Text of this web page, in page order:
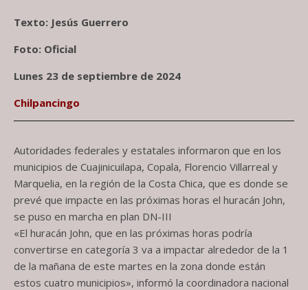
Texto: Jesús Guerrero
Foto: Oficial
Lunes 23 de septiembre de 2024
Chilpancingo
Autoridades federales y estatales informaron que en los
municipios de Cuajinicuilapa, Copala, Florencio Villarreal y
Marquelia, en la región de la Costa Chica, que es donde se
prevé que impacte en las próximas horas el huracán John,
se puso en marcha en plan DN-III
«El huracán John, que en las próximas horas podría
convertirse en categoría 3 va a impactar alrededor de la 1
de la mañana de este martes en la zona donde están
estos cuatro municipios», informó la coordinadora nacional